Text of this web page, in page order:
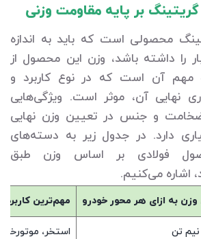
بر پایه مقاومت وزنی
محصولی است که باید به اندازه
را داشته باشد، وزن این محصول از
مهم آن است که در نوع کاربرد و
نهایی آن، موثر است. ویژگی‌هایی
ضخامت و جنس در تعیین وزن نهایی
دارد. در جدول زیر به دسته‌های
فولادی بر اساس وزن طبق
اشاره می‌کنیم.
به ازای هر محور خودرو مهم‌ترین کاربرد
تن استخر،